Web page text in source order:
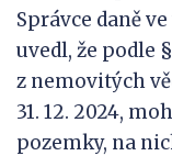
Správce daně
uvedl, že podle
z nemovitých
31. 12. 2024,
pozemky, na